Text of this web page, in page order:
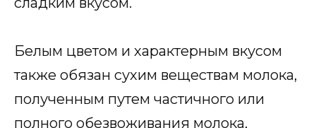
Белым цветом и характерным вкусом
также обязан сухим веществам молока,
полученным путем частичного или
полного обезвоживания молока,